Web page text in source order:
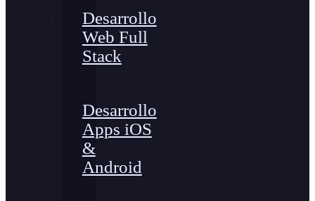
Desarrollo
Web Full
Stack
Desarrollo
Apps iOS
&
Android